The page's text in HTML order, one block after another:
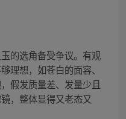
的选角备受争议。有观
理想，如苍白的面容、
假发质量差、发量少且
，整体显得又老态又